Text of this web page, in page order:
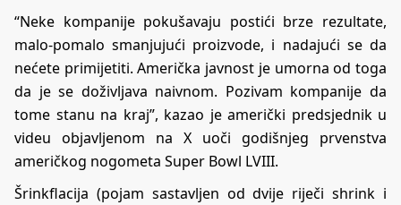
“Neke kompanije pokušavaju postići brze rezultate,
malo-pomalo smanjujući proizvode, i nadajući se da
nećete primijetiti. Američka javnost je umorna od toga
da je se doživljava naivnom. Pozivam kompanije da
tome stanu na kraj”, kazao je američki predsjednik u
videu objavljenom na X uoči godišnjeg prvenstva
američkog nogometa Super Bowl LVIII.
Šrinkflacija (pojam sastavljen od dvije riječi shrink i